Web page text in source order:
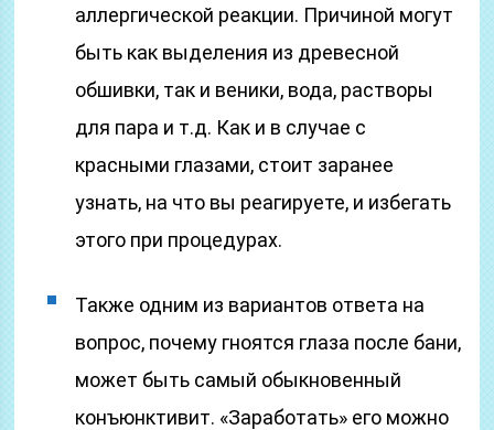
аллергической реакции. Причиной могут
быть как выделения из древесной
обшивки, так и веники, вода, растворы
для пара и т.д. Как и в случае с
красными глазами, стоит заранее
узнать, на что вы реагируете, и избегать
этого при процедурах.
Также одним из вариантов ответа на
вопрос, почему гноятся глаза после бани,
может быть самый обыкновенный
конъюнктивит. «Заработать» его можно